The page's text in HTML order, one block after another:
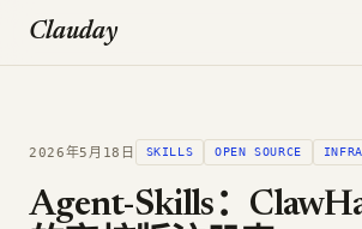
Clauday
2026年5月18日 SKILLS OPEN SOURCE
Agent-Skills：